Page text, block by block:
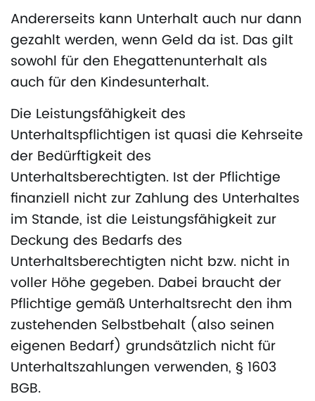
Andererseits kann Unterhalt auch nur dann
gezahlt werden, wenn Geld da ist. Das gilt
sowohl für den Ehegattenunterhalt als
auch für den Kindesunterhalt.
Die Leistungsfähigkeit des
Unterhaltspflichtigen ist quasi die Kehrseite
der Bedürftigkeit des
Unterhaltsberechtigten. Ist der Pflichtige
finanziell nicht zur Zahlung des Unterhaltes
im Stande, ist die Leistungsfähigkeit zur
Deckung des Bedarfs des
Unterhaltsberechtigten nicht bzw. nicht in
voller Höhe gegeben. Dabei braucht der
Pflichtige gemäß Unterhaltsrecht den ihm
zustehenden Selbstbehalt (also seinen
eigenen Bedarf) grundsätzlich nicht für
Unterhaltszahlungen verwenden, § 1603
BGB.